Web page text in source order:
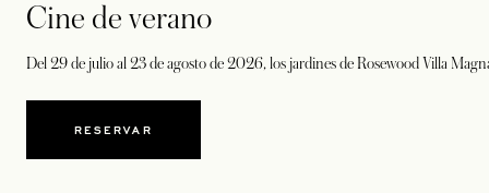
Cine de verano
Del 29 de julio al 23 de agosto de 2026, los jardines de Rosewood Villa
RESERVARSE ABRE EN UNA PESTAÑA NUEVA